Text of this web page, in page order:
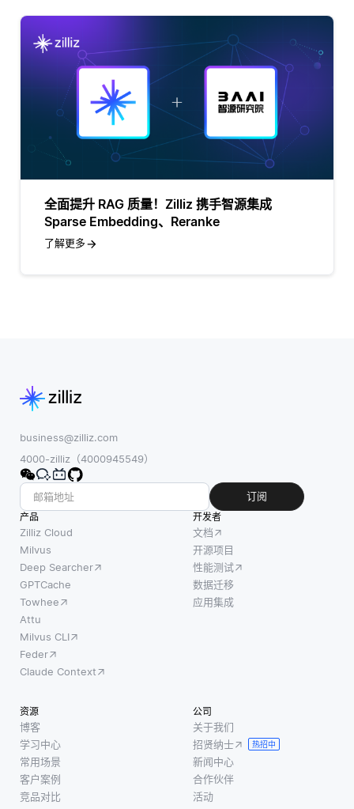
全面提升 RAG 质量！Zilliz 携手智源集成
Sparse Embedding、Reranke
了解更多
business@zilliz.com
4000-zilliz（4000945549）
订阅
产品
Zilliz Cloud
Milvus
Deep Searcher
GPTCache
Towhee
Attu
Milvus CLI
Feder
Claude Context
开发者
文档
开源项目
性能测试
数据迁移
应用集成
资源
博客
学习中心
常用场景
客户案例
竞品对比
公司
关于我们
招贤纳士
热招中
新闻中心
合作伙伴
活动